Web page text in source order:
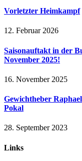
Vorletzter Heimkampf
12. Februar 2026
Saisonauftakt in der
November 2025!
16. November 2025
Gewichtheber
Pokal
28. September 2023
Links